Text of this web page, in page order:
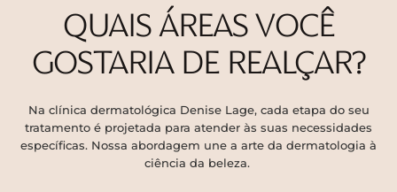
QUAIS ÁREAS VOCÊ
GOSTARIA DE REALÇAR?
Na clínica dermatológica Denise Lage, cada etapa do seu
tratamento é projetada para atender às suas necessidades
específicas. Nossa abordagem une a arte da dermatologia à
ciência da beleza.